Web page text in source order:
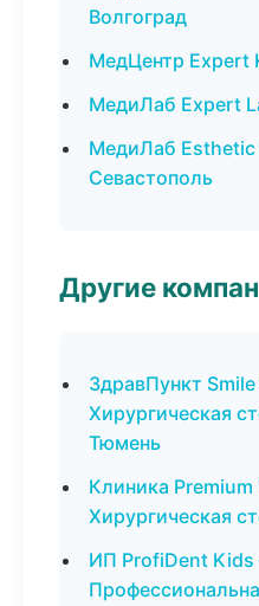
Волгоград
МедЦентр Expert
МедиЛаб Expert
МедиЛаб
Севастополь
Другие
ЗдравПункт
Хирургическая
Тюмень
Клиника
Хирургическая
ИП ProfiDent